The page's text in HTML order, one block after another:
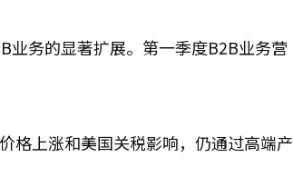
业务的显著扩展。第一季度B2B业务营
格上涨和美国关税影响，仍通过高端产